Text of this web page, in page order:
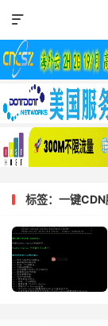

标签：一键CDN